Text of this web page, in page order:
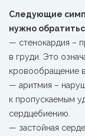
Следующие
нужно
— стенокардия –
в груди. Это
кровообращение
— аритмия –
к пропускаемым
сердцебиению.
— застойная